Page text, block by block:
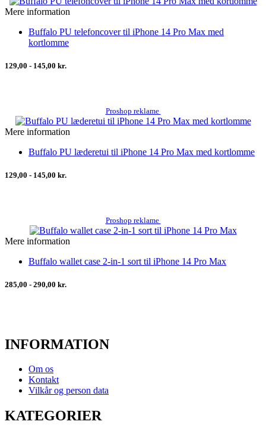
Mere information
Buffalo PU telefoncover til iPhone 14 Pro Max med
kortlomme
129,00 - 145,00 kr.
Proshop reklame
Mere information
Buffalo PU læderetui til iPhone 14 Pro Max med kortlomme
129,00 - 145,00 kr.
Proshop reklame
Mere information
Buffalo wallet case 2-in-1 sort til iPhone 14 Pro Max
285,00 - 290,00 kr.
INFORMATION
Om os
Kontakt
Vilkår og person data
KATEGORIER